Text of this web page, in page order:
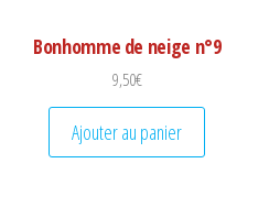
Bonhomme de neige n°9
9,50€
Ajouter au panier